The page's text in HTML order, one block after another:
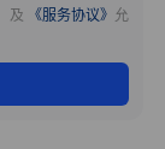
及 《服务协议》 允